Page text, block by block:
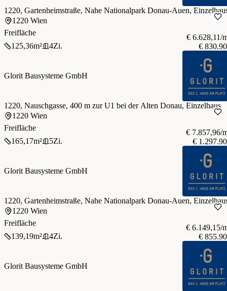
1220, Gartenheimstraße, Nahe Nationalpark Donau-Auen,
1220 Wien
Freifläche
125,36m² 4Zi.
€ 6.628,11/
€
Glorit Bausysteme GmbH
1220, Nauschgasse, 400 m zur U1 bei der Alten Donau, Einzelhaus
1220 Wien
Freifläche
165,17m² 5Zi.
€ 7.857,96/
€
Glorit Bausysteme GmbH
1220, Gartenheimstraße, Nahe Nationalpark Donau-Auen,
1220 Wien
Freifläche
139,19m² 4Zi.
€ 6.149,15/
€
Glorit Bausysteme GmbH